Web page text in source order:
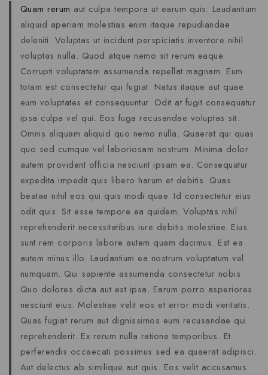
Quam rerum aut culpa tempora ut earum quis. Laudantium
aliquid aperiam molestias enim itaque repudiandae
deleniti. Voluptas ut incidunt perspiciatis inventore nihil
voluptas nulla. Quod atque nemo sit rerum eaque.
Corrupti voluptatem assumenda repellat magnam. Eum
totam est consectetur qui fugiat. Natus itaque aut quae
eum voluptates et consequuntur. Odit at fugit consequatur
ipsa culpa vel qui. Eos fuga recusandae voluptas sit.
Omnis aliquam aliquid quo nemo nulla. Quaerat qui quas
quo sed cumque vel laboriosam nostrum. Minima dolor
autem provident officia nesciunt ipsam ea. Consequatur
expedita impedit quis libero harum et debitis. Quas
beatae nihil eos qui quis modi quae. Id consectetur eius
odit quis. Sit esse tempore ea quidem. Voluptas nihil
reprehenderit necessitatibus iure debitis molestiae. Eius
sunt rem corporis labore autem quam ducimus. Est ea
autem minus illo. Laudantium ea nostrum voluptatum vel
numquam. Qui sapiente assumenda consectetur nobis.
Quo dolores dicta aut est ipsa. Earum porro asperiores
nesciunt eius. Molestiae velit eos et error modi veritatis.
Quas fugiat rerum aut dignissimos eum recusandae qui
reprehenderit. Ex rerum nulla ratione temporibus. Et
perferendis occaecati possimus sed ea quaerat adipisci.
Aut delectus ab similique aut quis. Eos velit accusamus